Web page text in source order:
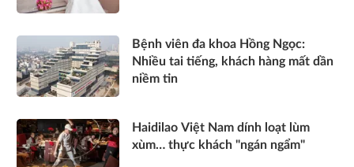
Bệnh viên đa khoa Hồng Ngọc:
Nhiều tai tiếng, khách hàng mất dần
niềm tin
Haidilao Việt Nam dính loạt lùm
xùm… thực khách "ngán ngẩm"